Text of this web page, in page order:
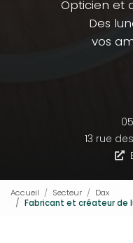
Opticien et
Des
vos
13 rue
Accueil Secteur
Dax
Fabricant et créateur de